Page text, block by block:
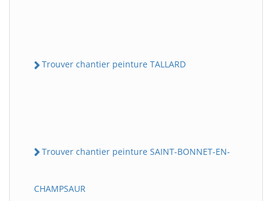
Trouver chantier peinture TALLARD
Trouver chantier peinture SAINT-BONNET-EN-
CHAMPSAUR